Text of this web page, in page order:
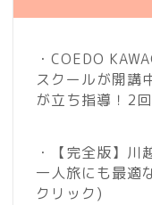
・COEDO
スクールが開講
が立ち指導！2
・【完全版】川
一人旅にも最適
クリック)